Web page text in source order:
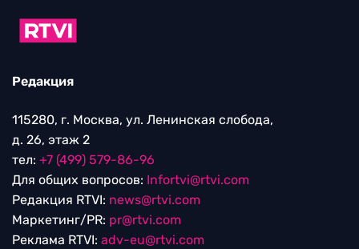
Редакция
115280, г. Москва, ул. Ленинская слобода,
д. 26, этаж 2
тел: +7 (499) 579-86-96
Для общих вопросов: Infortvi@rtvi.com
Редакция RTVI: news@rtvi.com
Маркетинг/PR: pr@rtvi.com
Реклама RTVI: adv-eu@rtvi.com